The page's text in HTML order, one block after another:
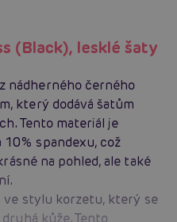
(Black), lesklé šaty
nádherného černého
který dodává šatům
Tento materiál je
spandexu, což
na pohled, ale také
ve stylu korzetu, který se
kůže. Tento